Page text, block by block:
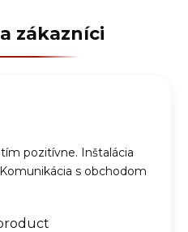
pozitívne. Inštalácia
s obchodom